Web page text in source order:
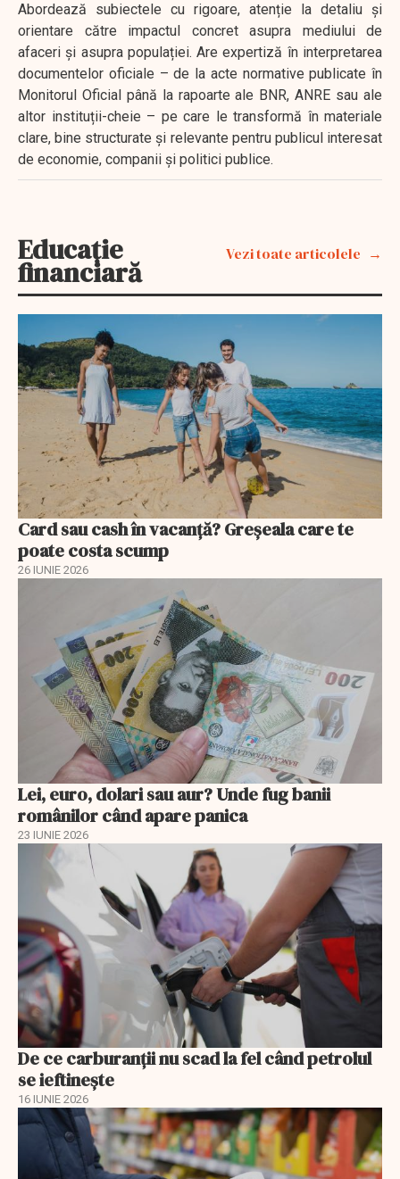
Abordează subiectele cu rigoare, atenție la detaliu și
orientare către impactul concret asupra mediului de
afaceri și asupra populației. Are expertiză în interpretarea
documentelor oficiale – de la acte normative publicate în
Monitorul Oficial până la rapoarte ale BNR, ANRE sau ale
altor instituții-cheie – pe care le transformă în materiale
clare, bine structurate și relevante pentru publicul interesat
de economie, companii și politici publice.
Educație
financiară
Vezi toate articolele
Card sau cash în vacanță? Greșeala care te
poate costa scump
26 IUNIE 2026
Lei, euro, dolari sau aur? Unde fug banii
românilor când apare panica
23 IUNIE 2026
De ce carburanții nu scad la fel când petrolul
se ieftinește
16 IUNIE 2026